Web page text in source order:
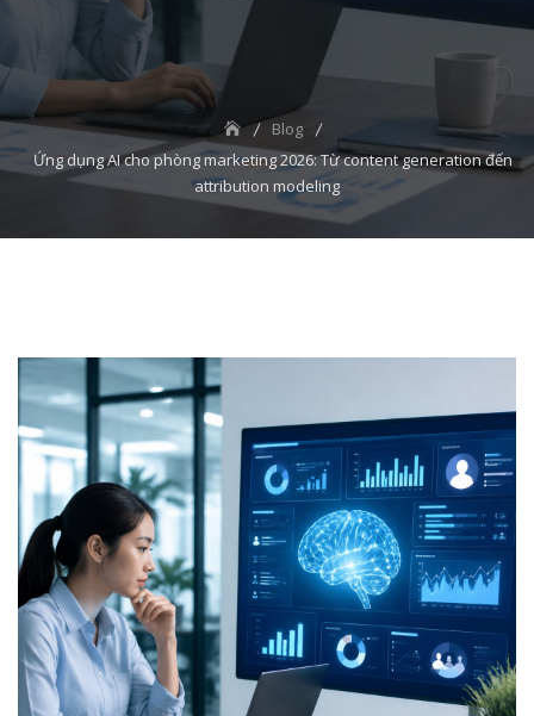
Blog
Ứng dụng AI cho phòng marketing 2026: Từ content generation đến
attribution modeling